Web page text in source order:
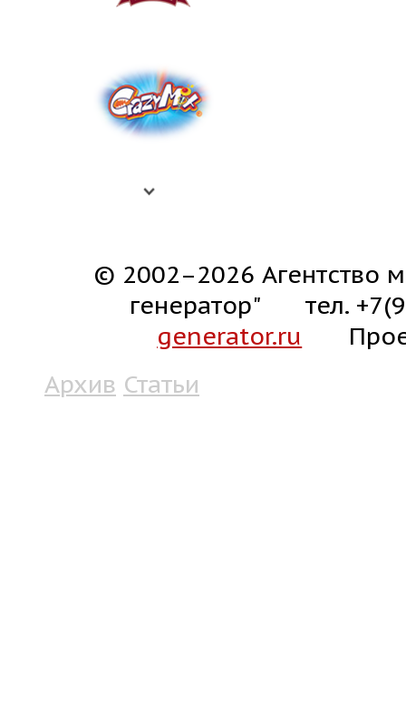
© 2002–2026 Агентство
генератор"
тел.
generator.ru
Архив Статьи